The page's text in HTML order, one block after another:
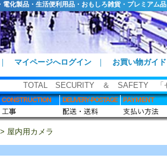
化製品・生活便利用品・おもしろ雑貨・プレミアム
｜ マイページへログイン ｜ お買い物ガイド
SECURITY ＆ SAFETY 「セキュリティ王
> 屋内用カメラ